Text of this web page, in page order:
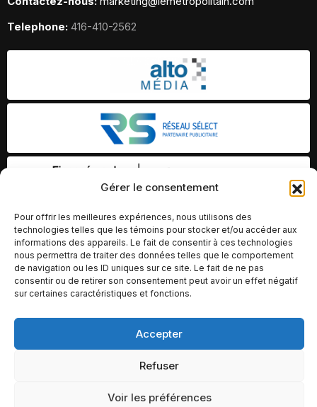
Gérer le consentement
Pour offrir les meilleures expériences, nous utilisons des
technologies telles que les témoins pour stocker et/ou accéder aux
informations des appareils. Le fait de consentir à ces technologies
nous permettra de traiter des données telles que le comportement
de navigation ou les ID uniques sur ce site. Le fait de ne pas
consentir ou de retirer son consentement peut avoir un effet négatif
sur certaines caractéristiques et fonctions.
Accepter
Refuser
Voir les préférences
Telephone: 416-410-2562
© Copyright 2026 – Altomédia Inc |